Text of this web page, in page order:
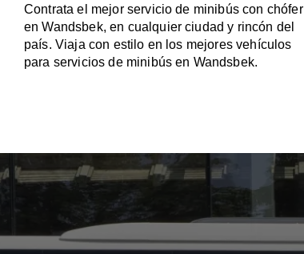
Contrata el mejor servicio de minibús con chófer
en Wandsbek, en cualquier ciudad y rincón del
país. Viaja con estilo en los mejores vehículos
para servicios de minibús en Wandsbek.